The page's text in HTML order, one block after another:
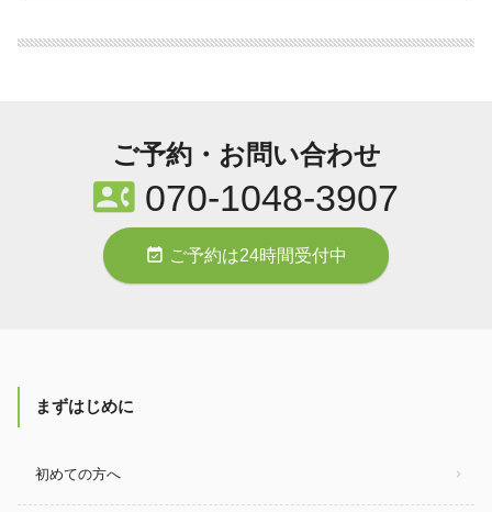
ご予約・お問い合わせ
contact_phone 070-1048-3907
event_available ご予約は24時間受付中
まずはじめに
初めての方へ